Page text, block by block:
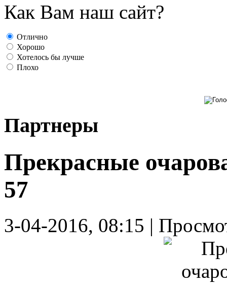
Как Вам наш сайт?
Отлично
Хорошо
Хотелось бы лучше
Плохо
Партнеры
Прекрасные
57
3-04-2016, 08:15 |